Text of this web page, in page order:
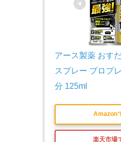
アース製薬 おす
スプレー プロプ
分 125ml
Amazon
楽天市場